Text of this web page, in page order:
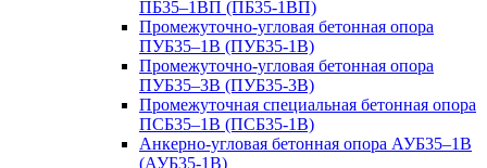
ПБ35–1ВП (ПБ35-1ВП)
Промежуточно-угловая бетонная опора
ПУБ35–1В (ПУБ35-1В)
Промежуточно-угловая бетонная опора
ПУБ35–3В (ПУБ35-3В)
Промежуточная специальная бетонная опора
ПСБ35–1В (ПСБ35-1В)
Анкерно-угловая бетонная опора АУБ35–1В
(АУБ35-1В)